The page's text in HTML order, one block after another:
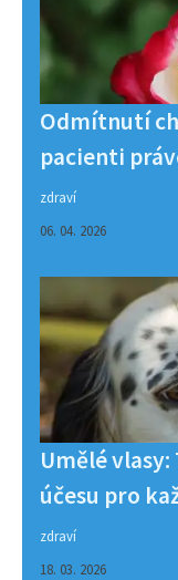
Odmítnutí
pacienti
zdraví
06. 04. 2026
Umělé
účesu pro
zdraví
18. 03. 2026